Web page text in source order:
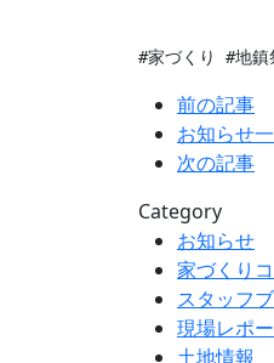
#家づくり #地鎮
前の記事
お知らせ
次の記事
Category
お知らせ
家づくり
スタッフ
現場レポ
土地情報